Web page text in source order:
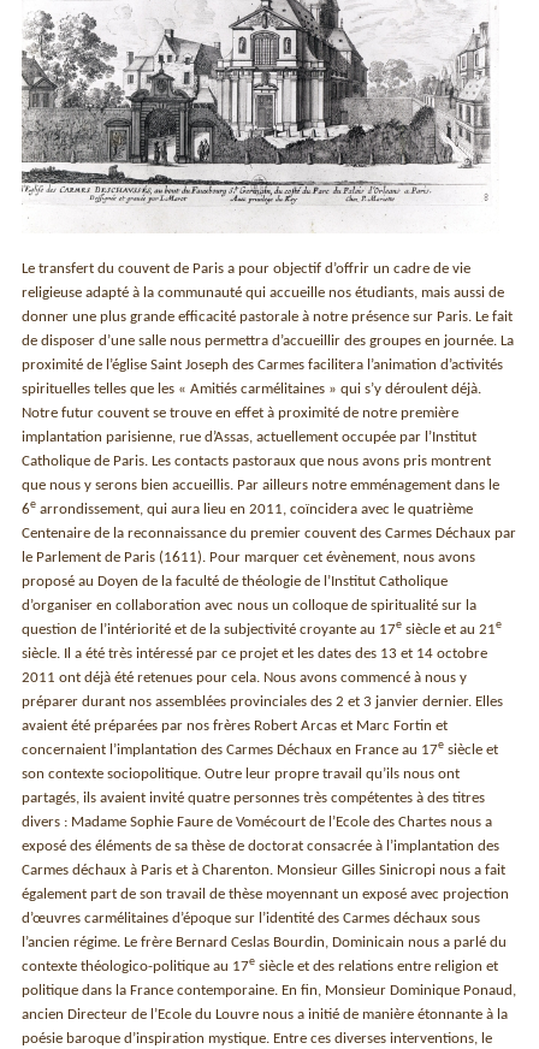
Le transfert du couvent de Paris a pour objectif d’offrir un cadre de vie
religieuse adapté à la communauté qui accueille nos étudiants, mais aussi de
donner une plus grande efficacité pastorale à notre présence sur Paris. Le fait
de disposer d’une salle nous permettra d’accueillir des groupes en journée. La
proximité de l’église Saint Joseph des Carmes facilitera l’animation d’activités
spirituelles telles que les « Amitiés carmélitaines » qui s’y déroulent déjà.
Notre futur couvent se trouve en effet à proximité de notre première
implantation parisienne, rue d’Assas, actuellement occupée par l’Institut
Catholique de Paris. Les contacts pastoraux que nous avons pris montrent
que nous y serons bien accueillis. Par ailleurs notre emménagement dans le
6e arrondissement, qui aura lieu en 2011, coïncidera avec le quatrième
Centenaire de la reconnaissance du premier couvent des Carmes Déchaux par
le Parlement de Paris (1611). Pour marquer cet évènement, nous avons
proposé au Doyen de la faculté de théologie de l’Institut Catholique
d’organiser en collaboration avec nous un colloque de spiritualité sur la
question de l’intériorité et de la subjectivité croyante au 17e siècle et au 21e
siècle. Il a été très intéressé par ce projet et les dates des 13 et 14 octobre
2011 ont déjà été retenues pour cela. Nous avons commencé à nous y
préparer durant nos assemblées provinciales des 2 et 3 janvier dernier. Elles
avaient été préparées par nos frères Robert Arcas et Marc Fortin et
concernaient l’implantation des Carmes Déchaux en France au 17e siècle et
son contexte sociopolitique. Outre leur propre travail qu’ils nous ont
partagés, ils avaient invité quatre personnes très compétentes à des titres
divers : Madame Sophie Faure de Vomécourt de l’Ecole des Chartes nous a
exposé des éléments de sa thèse de doctorat consacrée à l’implantation des
Carmes déchaux à Paris et à Charenton. Monsieur Gilles Sinicropi nous a fait
également part de son travail de thèse moyennant un exposé avec projection
d’œuvres carmélitaines d’époque sur l’identité des Carmes déchaux sous
l’ancien régime. Le frère Bernard Ceslas Bourdin, Dominicain nous a parlé du
contexte théologico-politique au 17e siècle et des relations entre religion et
politique dans la France contemporaine. En fin, Monsieur Dominique Ponaud,
ancien Directeur de l’Ecole du Louvre nous a initié de manière étonnante à la
poésie baroque d’inspiration mystique. Entre ces diverses interventions, le